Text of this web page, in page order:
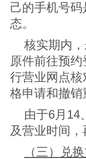
己的手机号
态。
核实期内
原件前往预
行营业网点
格申请和撤销
由于6月14
及营业时间，
（三）兑